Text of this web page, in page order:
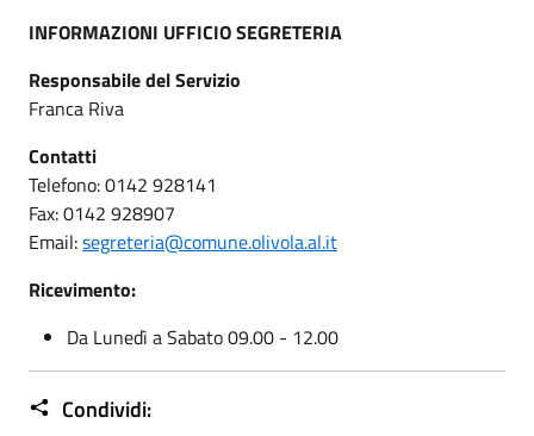
INFORMAZIONI UFFICIO SEGRETERIA
Responsabile del Servizio
Franca Riva
Contatti
Telefono: 0142 928141
Fax: 0142 928907
Email:segreteria@comune.olivola.al.it
Ricevimento:
Da Lunedì a Sabato 09.00 - 12.00
Condividi: